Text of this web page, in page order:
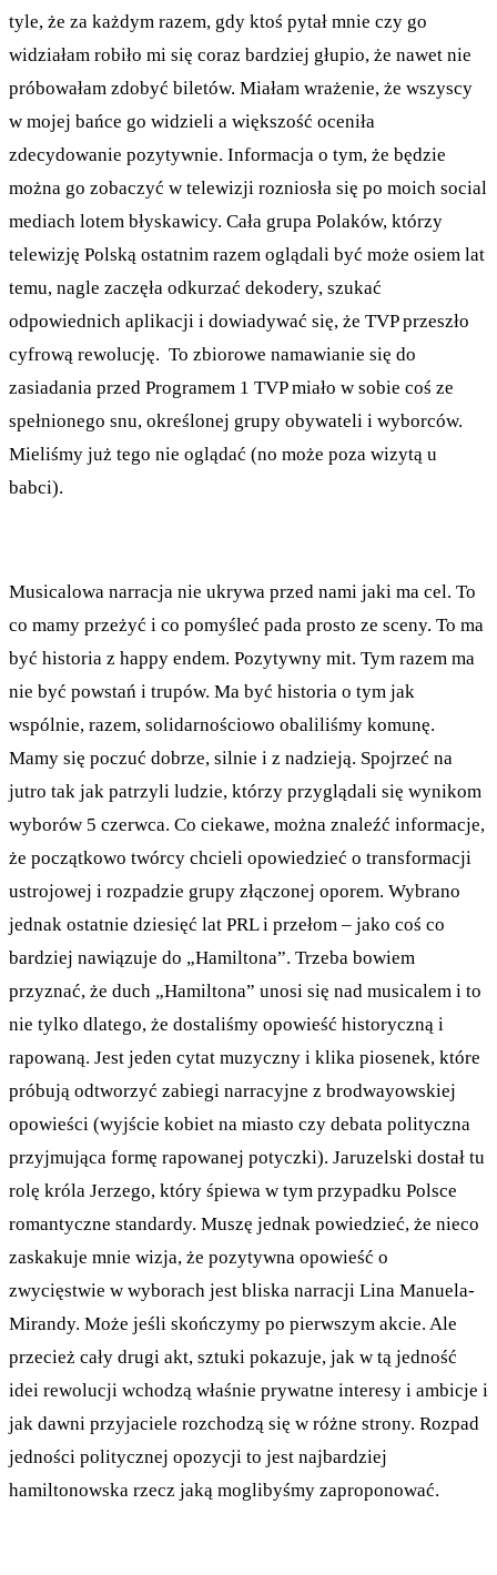
tyle, że za każdym razem, gdy ktoś pytał mnie czy go
widziałam robiło mi się coraz bardziej głupio, że nawet nie
próbowałam zdobyć biletów. Miałam wrażenie, że wszyscy
w mojej bańce go widzieli a większość oceniła
zdecydowanie pozytywnie. Informacja o tym, że będzie
można go zobaczyć w telewizji rozniosła się po moich social
mediach lotem błyskawicy. Cała grupa Polaków, którzy
telewizję Polską ostatnim razem oglądali być może osiem lat
temu, nagle zaczęła odkurzać dekodery, szukać
odpowiednich aplikacji i dowiadywać się, że TVP przeszło
cyfrową rewolucję. To zbiorowe namawianie się do
zasiadania przed Programem 1 TVP miało w sobie coś ze
spełnionego snu, określonej grupy obywateli i wyborców.
Mieliśmy już tego nie oglądać (no może poza wizytą u
babci).
Musicalowa narracja nie ukrywa przed nami jaki ma cel. To
co mamy przeżyć i co pomyśleć pada prosto ze sceny. To ma
być historia z happy endem. Pozytywny mit. Tym razem ma
nie być powstań i trupów. Ma być historia o tym jak
wspólnie, razem, solidarnościowo obaliliśmy komunę.
Mamy się poczuć dobrze, silnie i z nadzieją. Spojrzeć na
jutro tak jak patrzyli ludzie, którzy przyglądali się wynikom
wyborów 5 czerwca. Co ciekawe, można znaleźć informacje,
że początkowo twórcy chcieli opowiedzieć o transformacji
ustrojowej i rozpadzie grupy złączonej oporem. Wybrano
jednak ostatnie dziesięć lat PRL i przełom – jako coś co
bardziej nawiązuje do „Hamiltona”. Trzeba bowiem
przyznać, że duch „Hamiltona” unosi się nad musicalem i to
nie tylko dlatego, że dostaliśmy opowieść historyczną i
rapowaną. Jest jeden cytat muzyczny i klika piosenek, które
próbują odtworzyć zabiegi narracyjne z brodwayowskiej
opowieści (wyjście kobiet na miasto czy debata polityczna
przyjmująca formę rapowanej potyczki). Jaruzelski dostał tu
rolę króla Jerzego, który śpiewa w tym przypadku Polsce
romantyczne standardy. Muszę jednak powiedzieć, że nieco
zaskakuje mnie wizja, że pozytywna opowieść o
zwycięstwie w wyborach jest bliska narracji Lina Manuela-
Mirandy. Może jeśli skończymy po pierwszym akcie. Ale
przecież cały drugi akt, sztuki pokazuje, jak w tą jedność
idei rewolucji wchodzą właśnie prywatne interesy i ambicje i
jak dawni przyjaciele rozchodzą się w różne strony. Rozpad
jedności politycznej opozycji to jest najbardziej
hamiltonowska rzecz jaką moglibyśmy zaproponować.